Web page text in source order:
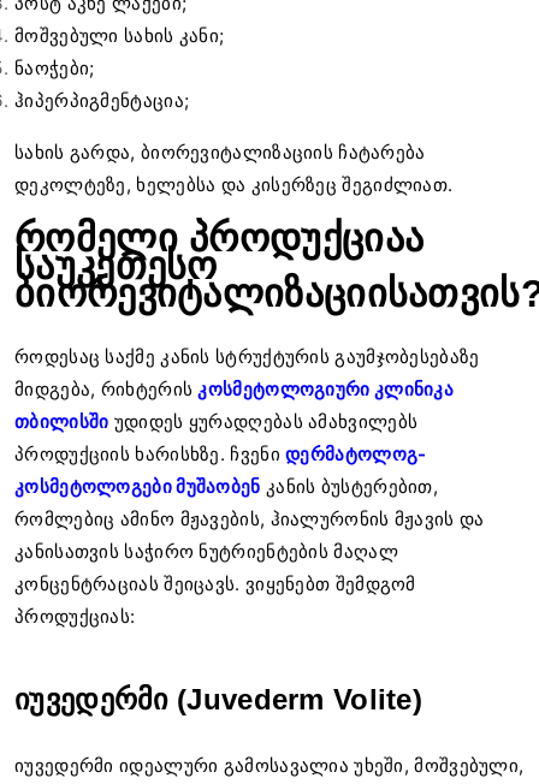
მოშვებული სახის კანი;
ნაოჭები;
ჰიპერპიგმენტაცია;
სახის გარდა, ბიორევიტალიზაციის ჩატარება
დეკოლტეზე, ხელებსა და კისერზეც შეგიძლიათ.
რომელი პროდუქციაა
საუკეთესო
როდესაც საქმე კანის სტრუქტურის გაუმჯობესებაზე
მიდგება, რიხტერის კოსმეტოლოგიური კლინიკა
თბილისში უდიდეს ყურადღებას ამახვილებს
პროდუქციის ხარისხზე. ჩვენიდერმატოლოგ-
კოსმეტოლოგები მუშაობენ კანის ბუსტერებით,
რომლებიც ამინო მჟავების, ჰიალურონის მჟავის და
კანისათვის საჭირო ნუტრიენტების მაღალ
კონცენტრაციას შეიცავს. ვიყენებთ შემდგომ
პროდუქციას:
იუვედერმი (Juvederm Volite)
იუვედერმი იდეალური გამოსავალია უხეში, მოშვებული,